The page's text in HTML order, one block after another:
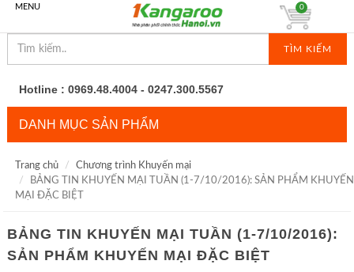
MENU
TÌM KIẾM
0
Hotline : 0969.48.4004 - 0247.300.5567
DANH MỤC SẢN PHẨM
Trang chủ
Chương trình Khuyến mại
BẢNG TIN KHUYẾN MẠI TUẦN (1-7/10/2016): SẢN PHẨM KHUYẾN
MẠI ĐẶC BIỆT
BẢNG TIN KHUYẾN MẠI TUẦN (1-7/10/2016):
SẢN PHẨM KHUYẾN MẠI ĐẶC BIỆT